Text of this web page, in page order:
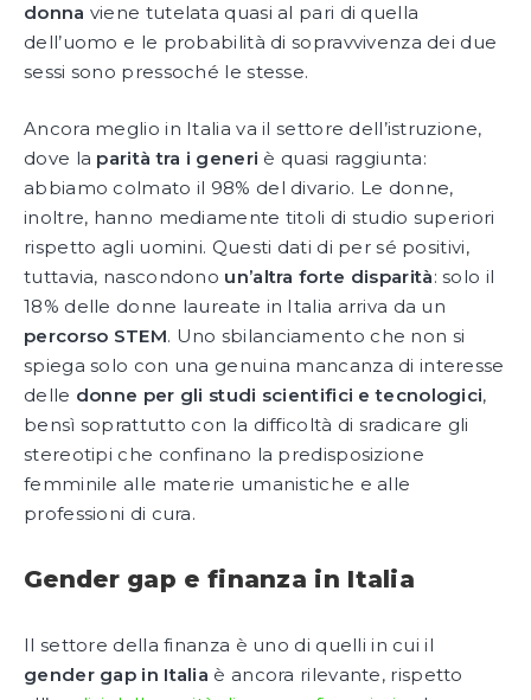
donna viene tutelata quasi al pari di quella
dell’uomo e le probabilità di sopravvivenza dei due
sessi sono pressoché le stesse.
Ancora meglio in Italia va il settore dell’istruzione,
dove la parità tra i generi è quasi raggiunta:
abbiamo colmato il 98% del divario. Le donne,
inoltre, hanno mediamente titoli di studio superiori
rispetto agli uomini. Questi dati di per sé positivi,
tuttavia, nascondono un’altra forte disparità: solo il
18% delle donne laureate in Italia arriva da un
percorso STEM. Uno sbilanciamento che non si
spiega solo con una genuina mancanza di interesse
delle donne per gli studi scientifici e tecnologici,
bensì soprattutto con la difficoltà di sradicare gli
stereotipi che confinano la predisposizione
femminile alle materie umanistiche e alle
professioni di cura.
Gender gap e finanza in Italia
Il settore della finanza è uno di quelli in cui il
gender gap in Italia è ancora rilevante, rispetto